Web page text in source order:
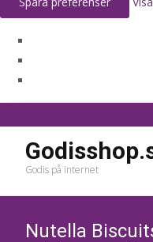
Godis på internet
Nutella